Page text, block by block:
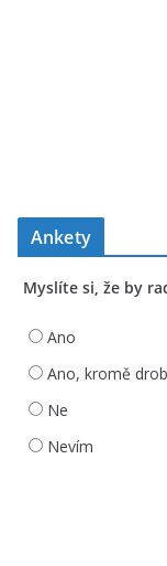
Ankety
Myslíte si, že by
Ano
Ano, kromě
Ne
Nevím